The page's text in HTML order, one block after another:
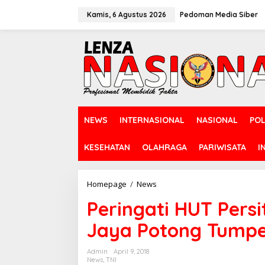
Kamis, 6 Agustus 2026 Pedoman Media Siber
NEWS INTERNASIONAL NASIONAL
KESEHATAN OLAHRAGA PARIWISATA
Homepage / News
r
n
g
Peringati HUT
Jaya Potong
Admin
April 9, 2018
News, TNI